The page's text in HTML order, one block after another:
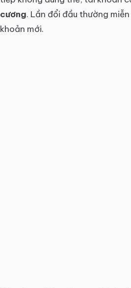
cương. Lần đổi đầu thường
khoản mới.